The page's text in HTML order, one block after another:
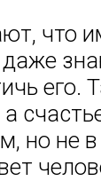
что
его.
но не